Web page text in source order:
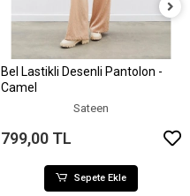
Sepete Ekle
Bel Lastikli Desenli Pantolon -
Camel
Sateen
799,00 TL
Sepete Ekle